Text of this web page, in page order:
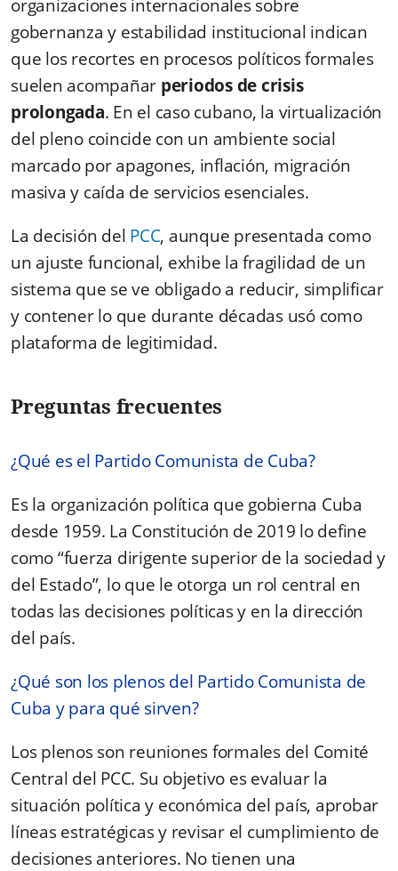
organizaciones internacionales sobre
gobernanza y estabilidad institucional indican
que los recortes en procesos políticos formales
suelen acompañar periodos de crisis
prolongada. En el caso cubano, la virtualización
del pleno coincide con un ambiente social
marcado por apagones, inflación, migración
masiva y caída de servicios esenciales.
La decisión del PCC, aunque presentada como
un ajuste funcional, exhibe la fragilidad de un
sistema que se ve obligado a reducir, simplificar
y contener lo que durante décadas usó como
plataforma de legitimidad.
Preguntas frecuentes
¿Qué es el Partido Comunista de Cuba?
Es la organización política que gobierna Cuba
desde 1959. La Constitución de 2019 lo define
como “fuerza dirigente superior de la sociedad y
del Estado”, lo que le otorga un rol central en
todas las decisiones políticas y en la dirección
del país.
¿Qué son los plenos del Partido Comunista de
Cuba y para qué sirven?
Los plenos son reuniones formales del Comité
Central del PCC. Su objetivo es evaluar la
situación política y económica del país, aprobar
líneas estratégicas y revisar el cumplimiento de
decisiones anteriores. No tienen una